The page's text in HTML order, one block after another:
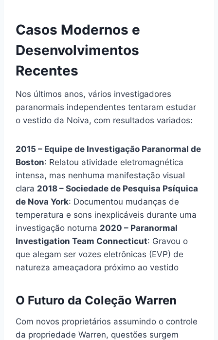
Casos Modernos e
Desenvolvimentos
Recentes
Nos últimos anos, vários investigadores
paranormais independentes tentaram estudar
o vestido da Noiva, com resultados variados:
2015 – Equipe de Investigação Paranormal de
Boston: Relatou atividade eletromagnética
intensa, mas nenhuma manifestação visual
clara 2018 – Sociedade de Pesquisa Psíquica
de Nova York: Documentou mudanças de
temperatura e sons inexplicáveis durante uma
investigação noturna 2020 – Paranormal
Investigation Team Connecticut: Gravou o
que alegam ser vozes eletrônicas (EVP) de
natureza ameaçadora próximo ao vestido
O Futuro da Coleção Warren
Com novos proprietários assumindo o controle
da propriedade Warren, questões surgem